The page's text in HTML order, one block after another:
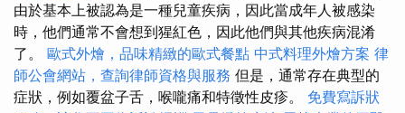
由於基本上被認為是一種兒童疾病，因此當成年人被感染
時，他們通常不會想到猩紅色，因此他們與其他疾病混淆
了。 歐式外燴，品味精緻的歐式餐點 中式料理外燴方案 律
師公會網站，查詢律師資格與服務 但是，通常存在典型的
症狀，例如覆盆子舌，喉嚨痛和特徵性皮疹。 免費寫訴狀